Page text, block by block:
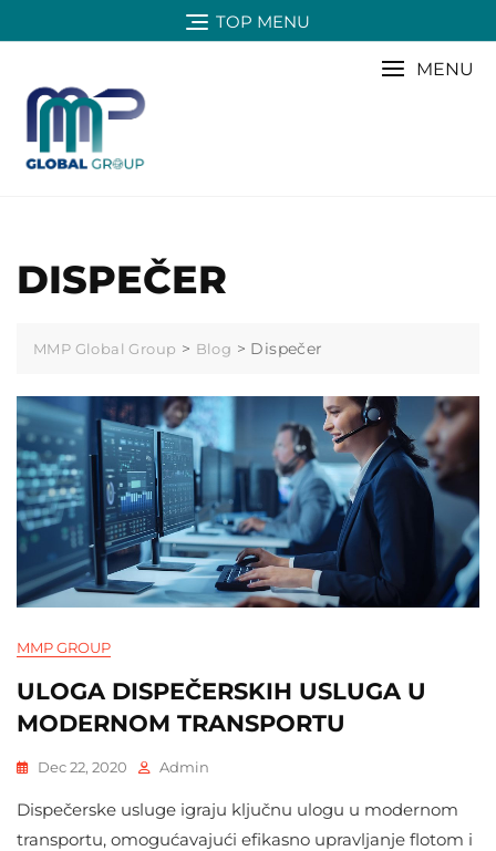
to
TOP MENU
MENU
DISPEČER
MMP Global Group > Blog > Dispečer
MMP GROUP
ULOGA DISPEČERSKIH USLUGA U
MODERNOM TRANSPORTU
Dec 22, 2020 Admin
Dispečerske usluge igraju ključnu ulogu u modernom
transportu, omogućavajući efikasno upravljanje flotom i